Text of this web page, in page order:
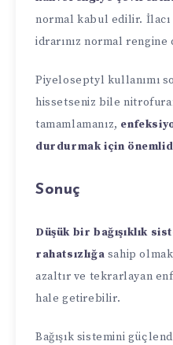
normal kabul edilir.
idrarınız normal rengine
Piyeloseptyl kullanımı
hissetseniz bile
tamamlamanız,
durdurmak için
Sonuç
Düşük bir bağışıklık
rahatsızlığa sahip
azaltır ve tekrarlayan
hale getirebilir.
Bağışık sistemini